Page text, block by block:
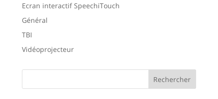
Ecran interactif SpeechiTouch
Général
TBI
Vidéoprojecteur